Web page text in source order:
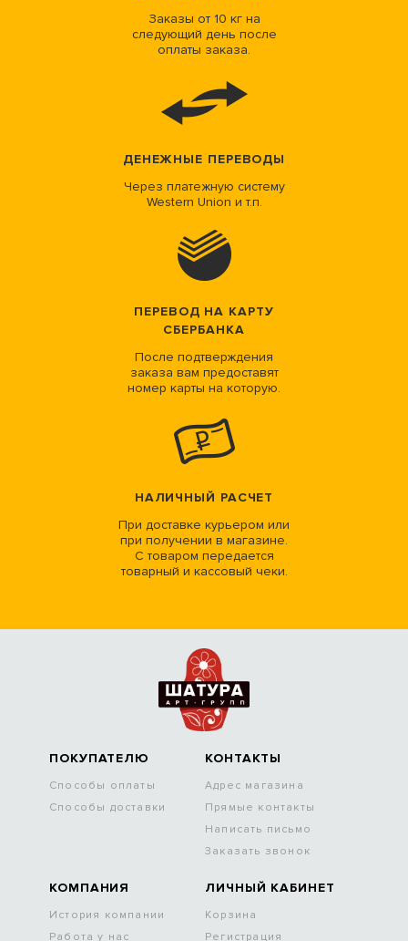
Заказы от 10 кг на
следующий день после
оплаты заказа.
ДЕНЕЖНЫЕ ПЕРЕВОДЫ
Через платежную систему
Western Union и т.п.
ПЕРЕВОД НА КАРТУ
СБЕРБАНКА
После подтверждения
заказа вам предоставят
номер карты на которую.
НАЛИЧНЫЙ РАСЧЕТ
При доставке курьером или
при получении в магазине.
С товаром передается
товарный и кассовый чеки.
ПОКУПАТЕЛЮ
Способы оплаты
Способы доставки
КОНТАКТЫ
Адрес магазина
Прямые контакты
Написать письмо
Заказать звонок
КОМПАНИЯ
История компании
Работа у нас
ЛИЧНЫЙ КАБИНЕТ
Корзина
Регистрация